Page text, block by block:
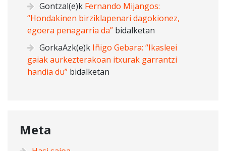
Gontzal(e)k Fernando Mijangos:
“Hondakinen birziklapenari dagokionez,
egoera penagarria da” bidalketan
GorkaAzk(e)k Iñigo Gebara: “Ikasleei
gaiak aurkezterakoan itxurak garrantzi
handia du” bidalketan
Meta